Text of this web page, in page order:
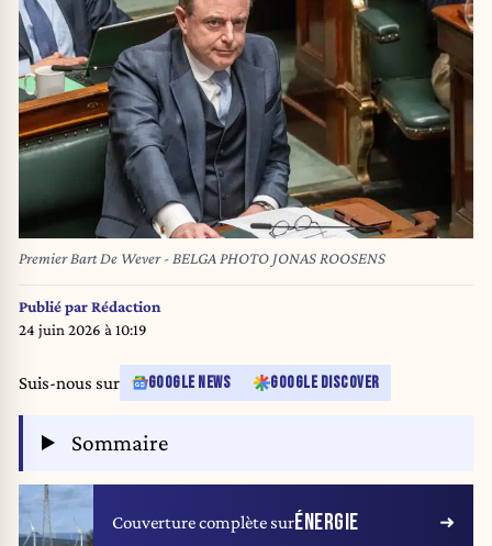
Premier Bart De Wever - BELGA PHOTO JONAS ROOSENS
Publié parRédaction
24 juin 2026 à 10:19
Suis-nous sur GOOGLE NEWS GOOGLE DISCOVER
Sommaire
Couverture complète surÉNERGIE